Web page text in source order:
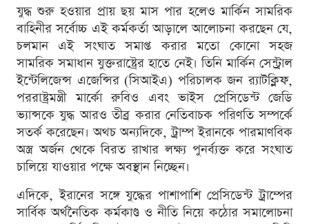
যুদ্ধ শুরু হওয়ার প্রায় ছয় মাস পার হলেও মার্কিন সামরিক
বাহিনীর সর্বোচ্চ এই কর্মকর্তা আড়ালে আলোচনা করছেন যে,
চলমান এই সংঘাত সমাপ্ত করার মতো কোনো সহজ
সামরিক সমাধান যুক্তরাষ্ট্রের হাতে নেই। তিনি মার্কিন সেন্ট্রাল
ইন্টেলিজেন্স এজেন্সির (সিআইএ) পরিচালক জন র‍্যাটক্লিফ,
পররাষ্ট্রমন্ত্রী মার্কো রুবিও এবং ভাইস প্রেসিডেন্ট জেডি
ভ্যান্সকে যুদ্ধ আরও তীব্র করার নেতিবাচক পরিণতি সম্পর্কে
সতর্ক করেছেন। অথচ অন্যদিকে, ট্রাম্প ইরানকে পারমাণবিক
অস্ত্র অর্জন থেকে বিরত রাখার লক্ষ্য পুনর্ব্যক্ত করে সংঘাত
চালিয়ে যাওয়ার পক্ষে অবস্থান নিচ্ছেন।
এদিকে, ইরানের সঙ্গে যুদ্ধের পাশাপাশি প্রেসিডেন্ট ট্রাম্পের
সার্বিক অর্থনৈতিক কর্মকাণ্ড ও নীতি নিয়ে কঠোর সমালোচনা